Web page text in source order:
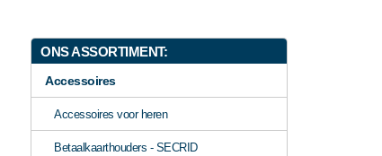
ONS ASSORTIMENT:
Accessoires
Accessoires voor heren
Betaalkaarthouders - SECRID